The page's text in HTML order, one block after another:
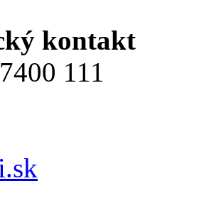
kontakt
111